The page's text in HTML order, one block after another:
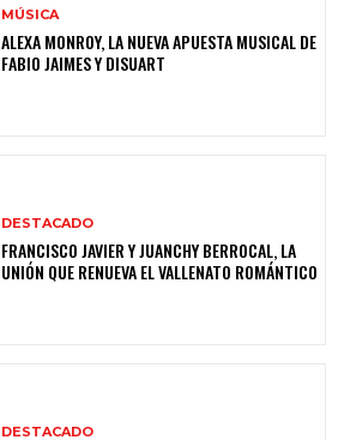
MÚSICA
ALEXA MONROY, LA NUEVA APUESTA MUSICAL DE
FABIO JAIMES Y DISUART
DESTACADO
FRANCISCO JAVIER Y JUANCHY BERROCAL, LA
UNIÓN QUE RENUEVA EL VALLENATO ROMÁNTICO
DESTACADO